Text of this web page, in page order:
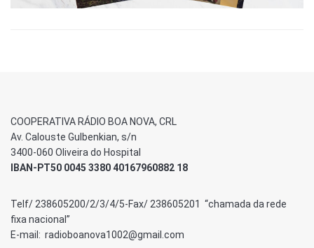
COOPERATIVA RÁDIO BOA NOVA, CRL
Av. Calouste Gulbenkian, s/n
3400-060 Oliveira do Hospital
IBAN-PT50 0045 3380 40167960882 18
Telf/ 238605200/2/3/4/5-Fax/ 238605201 “chamada da rede
fixa nacional”
E-mail: radioboanova1002@gmail.com